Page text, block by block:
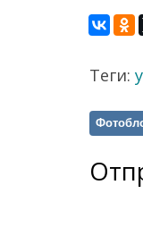
Теги: